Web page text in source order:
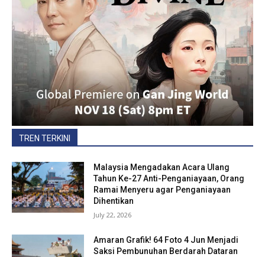
TREN TERKINI
Malaysia Mengadakan Acara Ulang
Tahun Ke-27 Anti-Penganiayaan, Orang
Ramai Menyeru agar Penganiayaan
Dihentikan
July 22, 2026
Amaran Grafik! 64 Foto 4 Jun Menjadi
Saksi Pembunuhan Berdarah Dataran